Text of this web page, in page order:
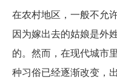
在农村地区，一般不允
因为嫁出去的姑娘是外
的。然而，在现代城市
种习俗已经逐渐改变，